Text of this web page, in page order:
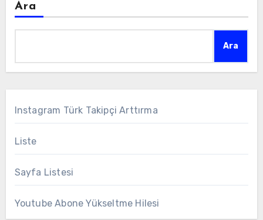
Ara
Ara
Instagram Türk Takipçi Arttırma
Liste
Sayfa Listesi
Youtube Abone Yükseltme Hilesi